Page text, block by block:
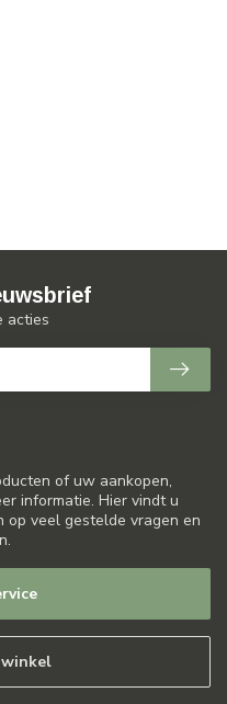
of uw aankopen,
informatie. Hier vindt u
op veel gestelde vragen en
acties